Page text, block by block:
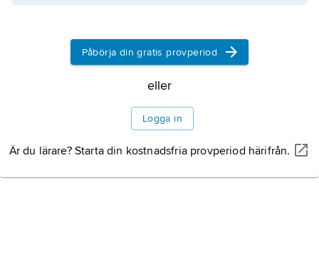
Påbörja din gratis provperiod
eller
Logga in
Är du lärare? Starta din kostnadsfria provperiod härifrån.